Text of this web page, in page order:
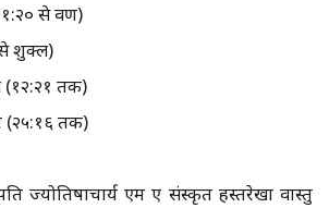
से श्रवण)
शुक्ल)
तक)
(२५:१६ तक)
ज्योतिषाचार्य एम ए संस्कृत हस्तरेखा वास्तु